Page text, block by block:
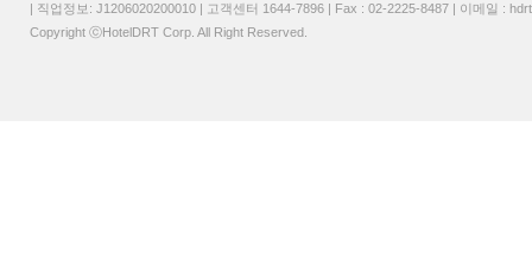
| 직업정보: J1206020200010 | 고객센터 1644-7896 | Fax : 02-2225-8487 | 이메일 :
Copyright ⓒHotelDRT Corp. All Right Reserved.